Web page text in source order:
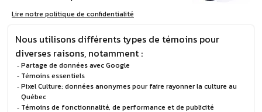
© Boréalis, 2026
Politique de confidentialité
Design et développement :STEREO